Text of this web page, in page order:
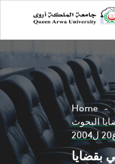
Home
البحوث
بقضايا